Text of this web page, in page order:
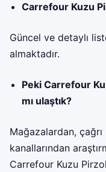
Carrefour Kuzu
Güncel ve detaylı
almaktadır.
Peki Carrefour
mı ulaştık?
Mağazalardan,
kanallarından
Carrefour Kuzu